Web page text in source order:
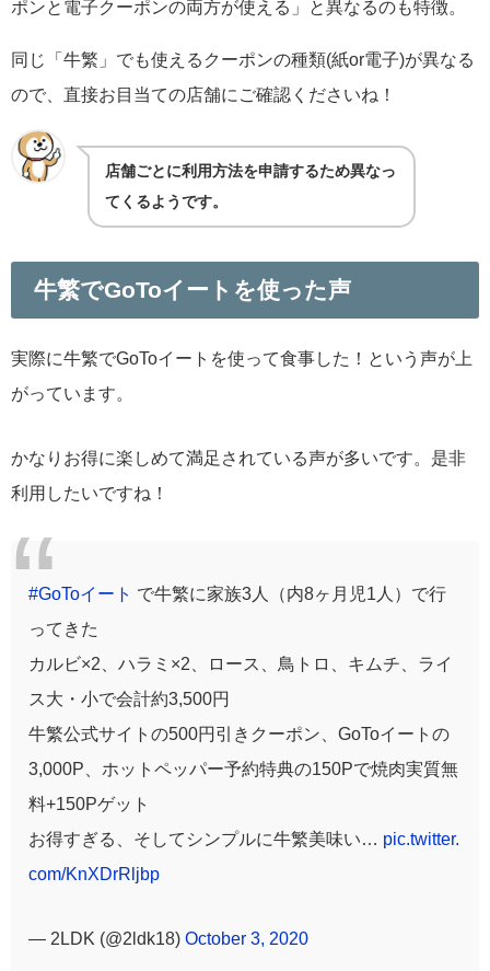
ポンと電子クーポンの両方が使える」と異なるのも特徴。
同じ「牛繁」でも使えるクーポンの種類(紙or電子)が異なる
ので、直接お目当ての店舗にご確認くださいね！
店舗ごとに利用方法を申請するため異なっ
てくるようです。
牛繁でGoToイートを使った声
実際に牛繁でGoToイートを使って食事した！という声が上
がっています。
かなりお得に楽しめて満足されている声が多いです。是非
利用したいですね！
#GoToイート で牛繁に家族3人（内8ヶ月児1人）で行
ってきた
カルビ×2、ハラミ×2、ロース、鳥トロ、キムチ、ライ
ス大・小で会計約3,500円
牛繁公式サイトの500円引きクーポン、GoToイートの
3,000P、ホットペッパー予約特典の150Pで焼肉実質無
料+150Pゲット
お得すぎる、そしてシンプルに牛繁美味い… pic.twitter.
com/KnXDrRljbp
— 2LDK (@2ldk18) October 3, 2020